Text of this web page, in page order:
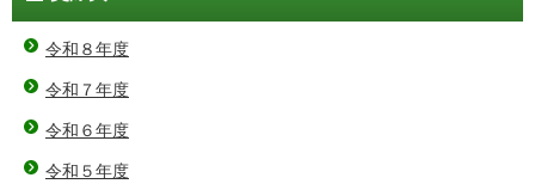
令和８年度
令和７年度
令和６年度
令和５年度